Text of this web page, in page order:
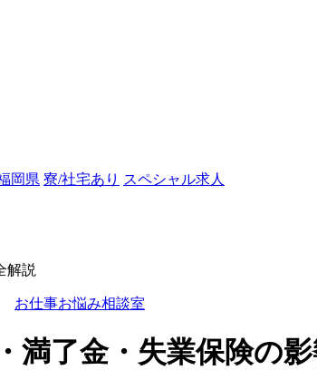
岡県 寮/社宅あり スペシャル求人
解説
お仕事お悩み相談室
満了金・失業保険の